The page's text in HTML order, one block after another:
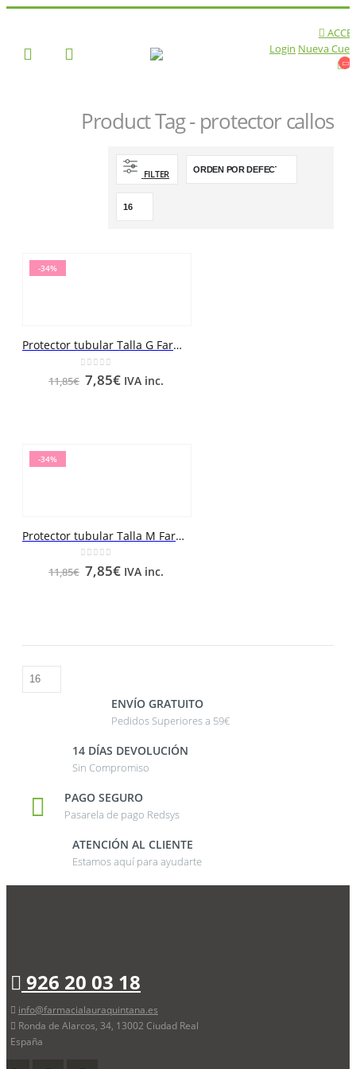
Login Nueva
Product Tag - protector callos
FILTER
-34%
Protector tubular Talla G Farmalastic
0out of 5
11,85€ 7,85€ IVA inc.
-34%
Protector tubular Talla M Farmalastic
0out of 5
11,85€ 7,85€ IVA inc.
ENVÍO GRATUITO
Pedidos Superiores a 59€
14 DÍAS DEVOLUCIÓN
Sin Compromiso
PAGO SEGURO
Pasarela de pago Redsys
ATENCIÓN AL CLIENTE
Estamos aquí para ayudarte
926 20 03 18
info@farmacialauraquintana.es
Ronda de Alarcos, 34, 13002 Ciudad Real
España